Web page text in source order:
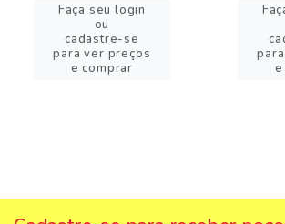
Faça seu login
ou
cadastre-se
para ver preços
e comprar